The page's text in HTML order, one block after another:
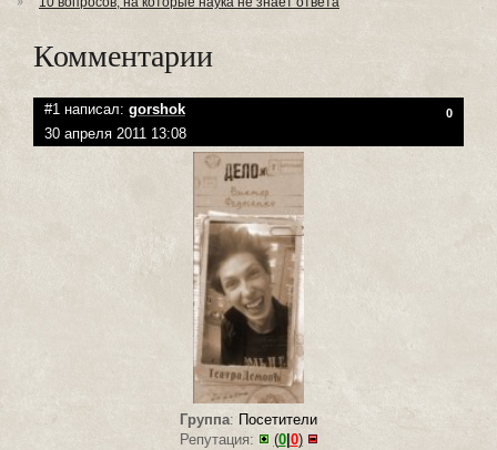
Комментарии
#1 написал: gorshok 0
30 апреля 2011 13:08
Группа: Посетители
Репутация:
(0| 0)